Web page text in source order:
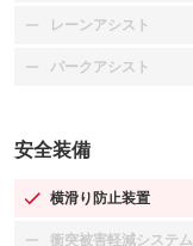
レーンアシスト
：装備なし
パークアシスト
：装備なし
安全装備
横滑り防止装置
：装備あり
衝突被害軽減システム